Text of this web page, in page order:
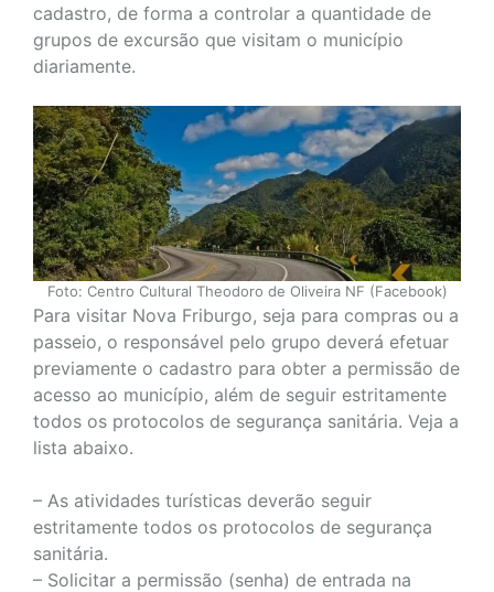
cadastro, de forma a controlar a quantidade de
grupos de excursão que visitam o município
diariamente.
Foto: Centro Cultural Theodoro de Oliveira NF (Facebook)
Para visitar Nova Friburgo, seja para compras ou a
passeio, o responsável pelo grupo deverá efetuar
previamente o cadastro para obter a permissão de
acesso ao município, além de seguir estritamente
todos os protocolos de segurança sanitária. Veja a
lista abaixo.
– As atividades turísticas deverão seguir
estritamente todos os protocolos de segurança
sanitária.
– Solicitar a permissão (senha) de entrada na